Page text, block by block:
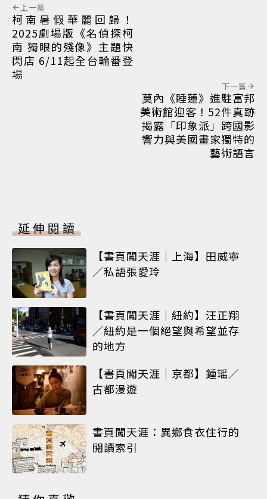
上一篇
柯南暑假華麗回歸！
2025劇場版《名偵探柯
南 獨眼的殘像》主題快
閃店 6/11起全台輪番登
場
下一篇
莫內《睡蓮》進駐富邦
美術館迎客！52件真跡
揭露「印象派」跨國影
響力與美國畫家獨特的
藝術語言
延伸閱讀
【書頁闖天涯｜上海】田威寧
／私語張愛玲
【書頁闖天涯｜紐約】汪正翔
／紐約是一個絕望與希望並存
的地方
【書頁闖天涯｜京都】鍾瑶／
古都漫遊
書頁闖天涯：異鄉食衣住行的
閱讀索引